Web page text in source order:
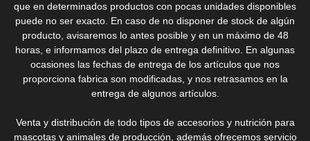
que en determinados productos con pocas unidades disponibles
puede no ser exacto. En caso de no disponer de stock de algún
producto, avisaremos lo antes posible y en un máximo de 48
horas, e informamos del plazo de entrega definitivo. En algunas
ocasiones las fechas de entrega de los artículos que nos
proporciona fabrica son modificadas, y nos retrasamos en la
entrega de algunos artículos.
Venta y distribución de todo tipos de accesorios y nutrición para
mascotas y animales de producción, además ofrecemos servicio